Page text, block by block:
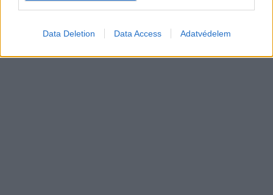
Data Deletion Data Access Adatvédelem